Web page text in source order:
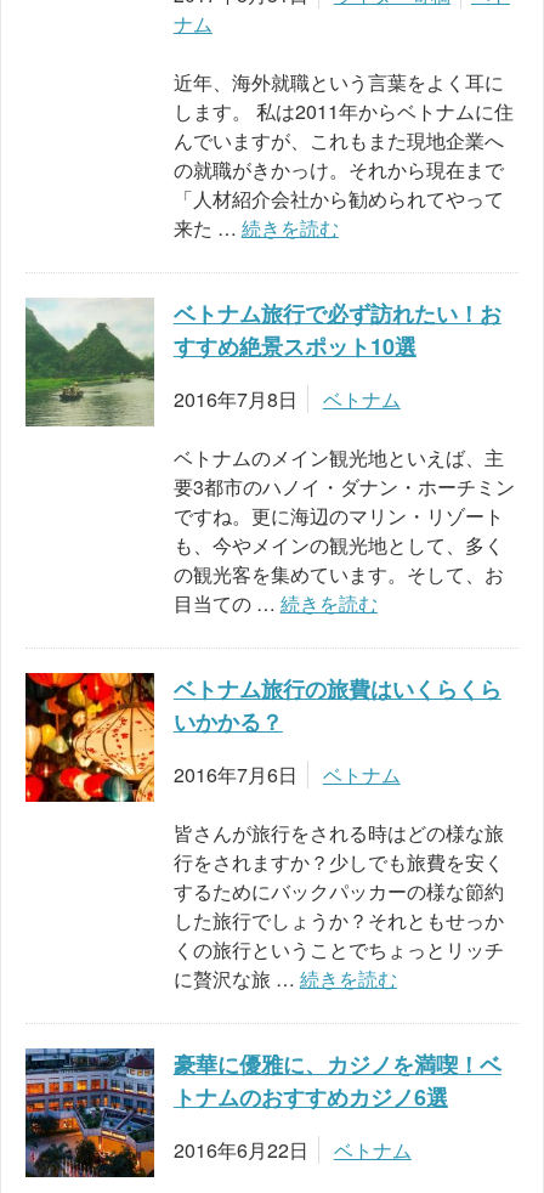
ナム
近年、海外就職という言葉をよく耳に
します。 私は2011年からベトナムに住
んでいますが、これもまた現地企業へ
の就職がきかっけ。それから現在まで
「人材紹介会社から勧められてやって
来た … 続きを読む
ベトナム旅行で必ず訪れたい！お
すすめ絶景スポット10選
2016年7月8日 ベトナム
ベトナムのメイン観光地といえば、主
要3都市のハノイ・ダナン・ホーチミン
ですね。更に海辺のマリン・リゾート
も、今やメインの観光地として、多く
の観光客を集めています。そして、お
目当ての … 続きを読む
ベトナム旅行の旅費はいくらくら
いかかる？
2016年7月6日 ベトナム
皆さんが旅行をされる時はどの様な旅
行をされますか？少しでも旅費を安く
するためにバックパッカーの様な節約
した旅行でしょうか？それともせっか
くの旅行ということでちょっとリッチ
に贅沢な旅 … 続きを読む
豪華に優雅に、カジノを満喫！ベ
トナムのおすすめカジノ6選
2016年6月22日 ベトナム